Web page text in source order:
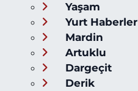
Yaşam
Yurt Haberler
Mardin
Artuklu
Dargeçit
Derik